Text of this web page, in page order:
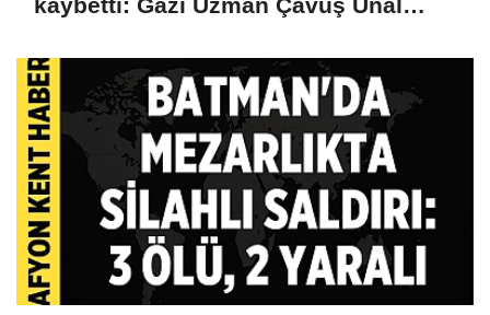
kaybetti: Gazi Uzman Çavuş Ünal